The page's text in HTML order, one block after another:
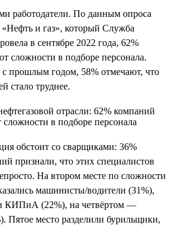
работодатели. По данным опроса
и газ», который Служба
в сентябре 2022 года, 62%
сложности в подборе персонала.
прошлым годом, 58% отмечают, что
стало труднее.
обстоит со сварщиками: 36%
признали, что этих специалистов
На втором месте по сложности
машинисты/водители (31%),
КИПиА (22%), на четвёртом —
место разделили бурильщики,